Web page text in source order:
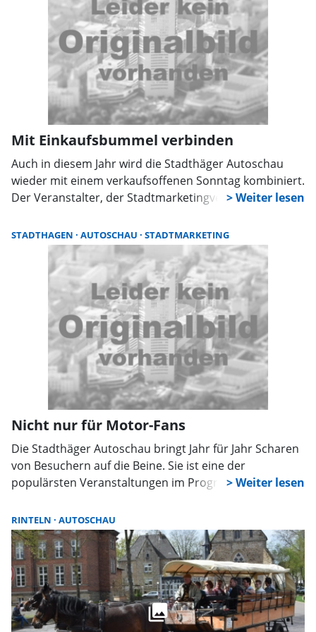
Mit Einkaufsbummel verbinden
Auch in diesem Jahr wird die Stadthäger Autoschau
wieder mit einem verkaufsoffenen Sonntag kombiniert.
Der Veranstalter, der Stadtmarketingverein
Autos der beteiligten Händler ein, sondern ebenso
zum Shoppingbummel durch die Innenstadt.
STADTHAGEN AUTOSCHAU STADTMARKETING
Nicht nur für Motor-Fans
Die Stadthäger Autoschau bringt Jahr für Jahr Scharen
von Besuchern auf die Beine. Sie ist eine der
populärsten Veranstaltungen im Programm des
RINTELN AUTOSCHAU